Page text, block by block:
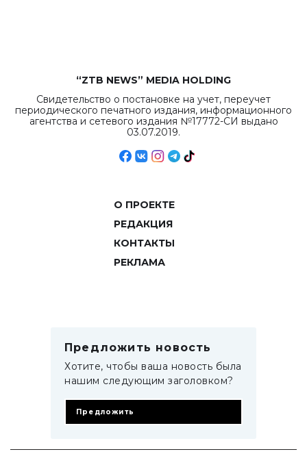
“ZTB NEWS” MEDIA HOLDING
Свидетельство о постановке на учет, переучет
периодического печатного издания, информационного
агентства и сетевого издания №17772-СИ выдано
03.07.2019.
О ПРОЕКТЕ
РЕДАКЦИЯ
КОНТАКТЫ
РЕКЛАМА
Предложить новость
Хотите, чтобы ваша новость была
нашим следующим заголовком?
Предложить